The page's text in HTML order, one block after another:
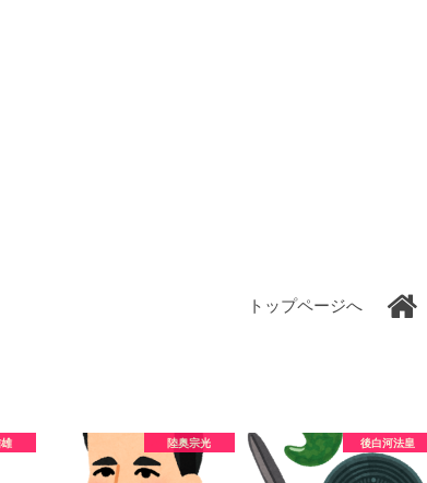
トップページへ
陸奥宗光 後白河法皇